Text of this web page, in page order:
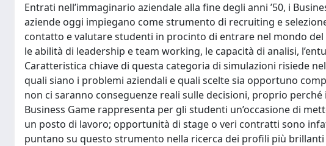
Entrati nell’immaginario aziendale alla fine degli anni ’50, i
aziende oggi impiegano come strumento di recruiting e
contatto e valutare studenti in procinto di entrare nel mondo
le abilità di leadership e team working, le capacità di analisi,
Caratteristica chiave di questa categoria di simulazioni risiede
quali siano i problemi aziendali e quali scelte sia opportuno
non ci saranno conseguenze reali sulle decisioni, proprio
Business Game rappresenta per gli studenti un’occasione di
un posto di lavoro; opportunità di stage o veri contratti sono
puntano su questo strumento nella ricerca dei profili più brillanti